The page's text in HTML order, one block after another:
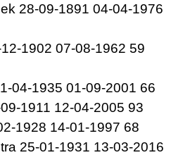
28-09-1891 04-04-1976
1902 07-08-1962 59
04-1935 01-09-2001 66
1911 12-04-2005 93
1928 14-01-1997 68
25-01-1931 13-03-2016